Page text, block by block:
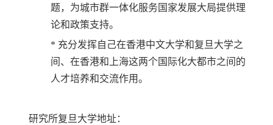
题，为城市群一体化服务国家发展大局提供理
论和政策支持。
* 充分发挥自己在香港中文大学和复旦大学之
间、在香港和上海这两个国际化大都市之间的
人才培养和交流作用。
研究所复旦大学地址：